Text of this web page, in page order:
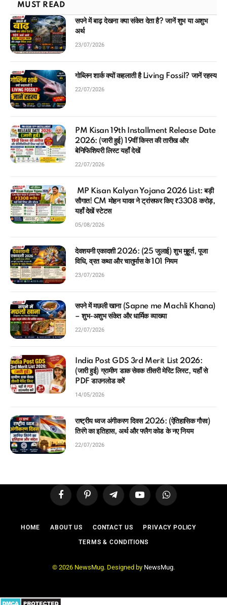
MUST READ
सपने में बाढ़ देखना क्या संकेत देता है? जानें शुभ या अशुभ
अर्थ
23/07/2026
गोब्लिन शार्क क्यों कहलाती है Living Fossil? जानें रहस्य
22/07/2026
PM Kisan 19th Installment Release Date
2026: (जारी हुई) 19वीं किस्त की तारीख और
बेनिफिशियरी लिस्ट यहाँ देखें
22/07/2026
MP Kisan Kalyan Yojana 2026 List: बड़ी
सौगात! CM मोहन यादव ने ट्रांसफर किए ₹3308 करोड़,
यहाँ देखें स्टेटस
05/08/2026
देवशयनी एकादशी 2026: (25 जुलाई) शुभ मुहूर्त, पूजा
विधि, व्रत कथा और चातुर्मास के 101 नियम
23/07/2026
सपने में मछली खाना (Sapne me Machli Khana)
– शुभ-अशुभ संकेत और धार्मिक व्याख्या
22/07/2026
India Post GDS 3rd Merit List 2026:
(जारी हुई) ग्रामीण डाक सेवक तीसरी मेरिट लिस्ट, यहाँ से
PDF डाउनलोड करें
14/05/2026
राष्ट्रीय ध्वज अंगीकरण दिवस 2026: (ऐतिहासिक गौरव)
तिरंगे का इतिहास, अर्थ और फ्लैग कोड के नए नियम
22/07/2026
FacebookPinterest TelegramYouTubeWhatsApp
HOME ABOUT US CONTACT US PRIVACY POLICY
TERMS & CONDITIONS
© 2026 NewsMug. Designed by NewsMug.